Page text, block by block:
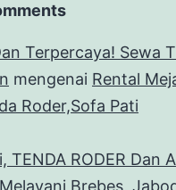
Terpercaya! Sewa
mengenai Rental
Roder,Sofa Pati
TENDA RODER Dan